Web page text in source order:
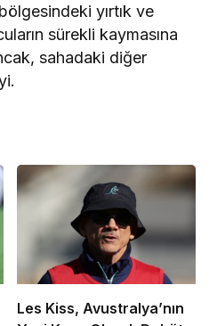
yırtık ve
sürekli kaymasına
sahadaki diğer
Les Kiss, Avustralya’nın